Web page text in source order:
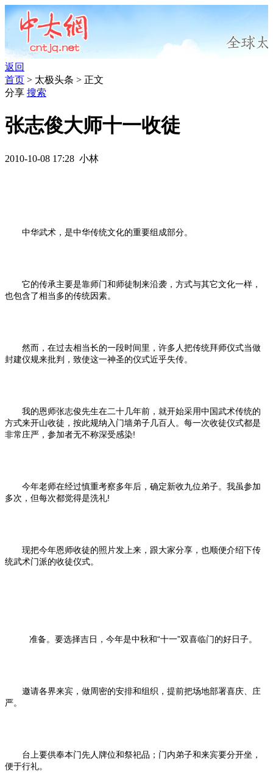
返回
首页 > 太极头条 > 正文
分享 搜索
张志俊大师十一收徒
2010-10-08 17:28 小林
中华武术，是中华传统文化的重要组成部分。
它的传承主要是靠师门和师徒制来沿袭，方式与其它文化一样，
也包含了相当多的传统因素。
然而，在过去相当长的一段时间里，许多人把传统拜师仪式当做
封建仪规来批判，致使这一神圣的仪式近乎失传。
我的恩师张志俊先生在二十几年前，就开始采用中国武术传统的
方式来开山收徒，按此规纳入门墙弟子几百人。每一次收徒仪式都是
非常庄严，参加者无不称深受感染!
今年老师在经过慎重考察多年后，确定新收九位弟子。我虽参加
多次，但每次都觉得是洗礼!
现把今年恩师收徒的照片发上来，跟大家分享，也顺便介绍下传
统武术门派的收徒仪式。
准备。要选择吉日，今年是中秋和“十一”双喜临门的好日子。
邀请各界来宾，做周密的安排和组织，提前把场地部署喜庆、庄
严。
台上要供奉本门先人牌位和祭祀品；门内弟子和来宾要分开坐，
便于行礼。